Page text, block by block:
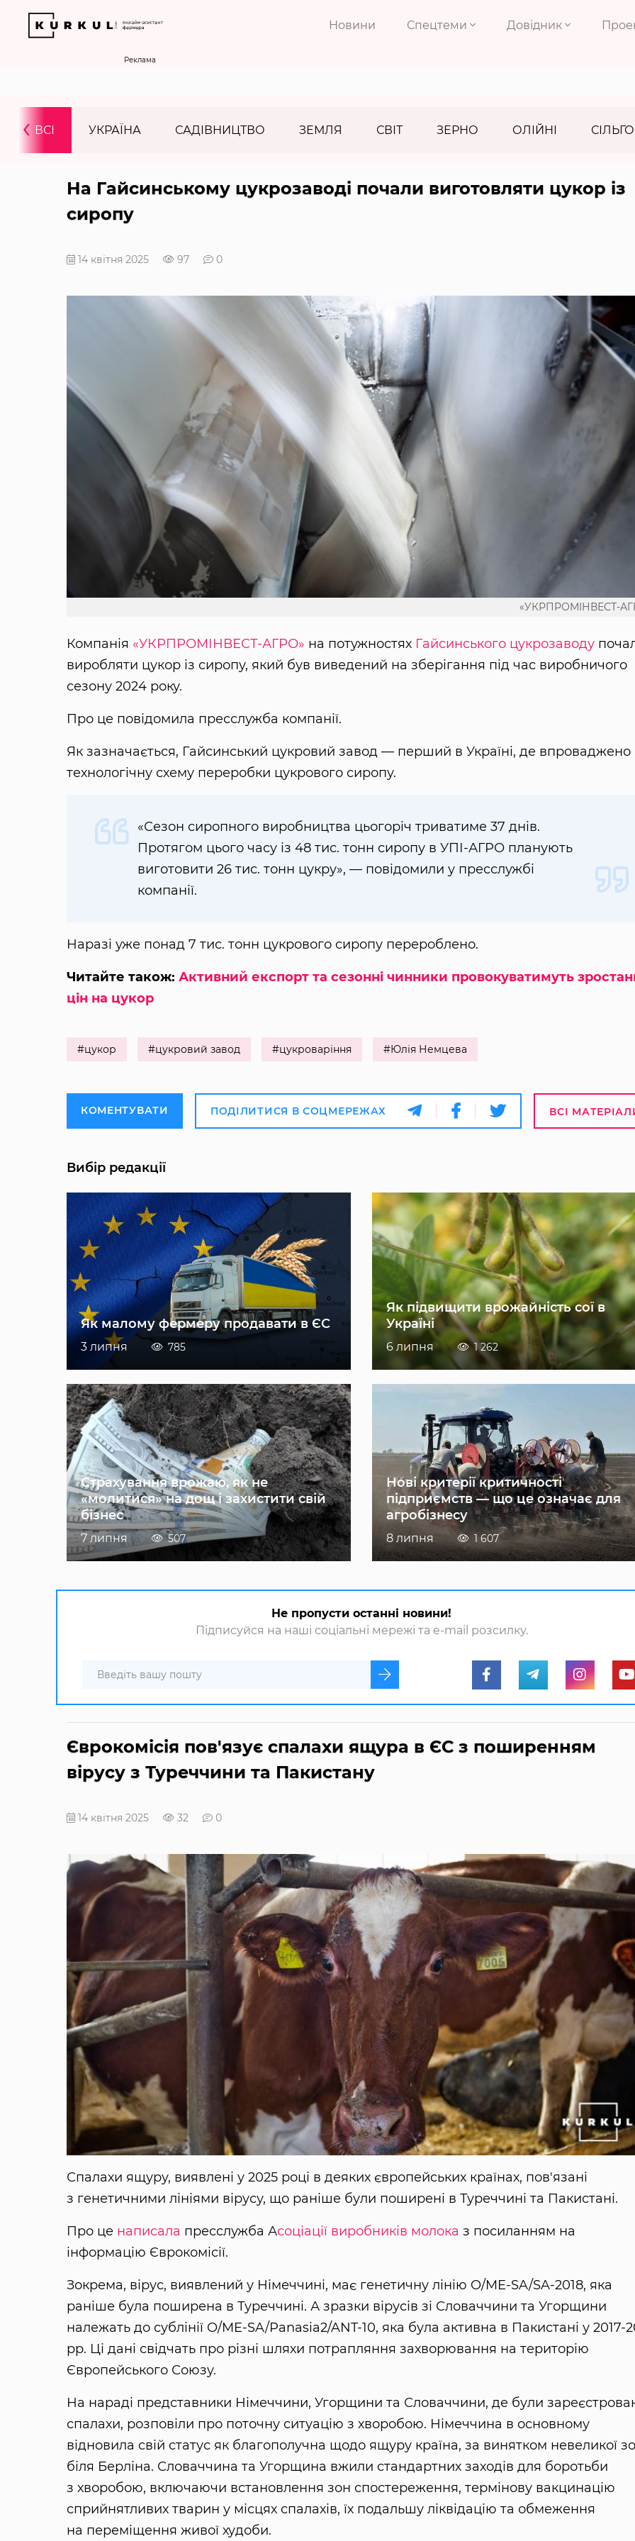
Новини Спецтеми Довідник
Реклама
ВСІ УКРАЇНА САДІВНИЦТВО ЗЕМЛЯ СВІТ ЗЕРНО ОЛІЙНІ
‹
На Гайсинському цукрозаводі почали виготовляти цукор із
сиропу
14 квітня 2025 97 0
«УКРПРОМІНВЕСТ-
Компанія «УКРПРОМІНВЕСТ-АГРО» на потужностях Гайсинського цукрозаводу
виробляти цукор із сиропу, який був виведений на зберігання під час виробничого
сезону 2024 року.
Про це повідомила пресслужба компанії.
Як зазначається, Гайсинський цукровий завод — перший в Україні, де впроваджено
технологічну схему переробки цукрового сиропу.
«Сезон сиропного виробництва цьогоріч триватиме 37 днів.
Протягом цього часу із 48 тис. тонн сиропу в УПІ-АГРО планують
виготовити 26 тис. тонн цукру», — повідомили у пресслужбі
компанії.
Наразі уже понад 7 тис. тонн цукрового сиропу перероблено.
Читайте також: Активний експорт та сезонні чинники провокуватимуть
цін на цукор
#цукор #цукровий завод #цукроваріння #Юлія Немцева
КОМЕНТУВАТИ ПОДІЛИТИСЯ В СОЦМЕРЕЖАХ ВСІ
Вибір редакції
Як малому фермеру продавати в ЄС
3 липня 785
Як підвищити врожайність сої в
Україні
6 липня 1 262
Страхування врожаю, як не
«молитися» на дощ і захистити свій
бізнес
7 липня 507
Нові критерії критичності
підприємств — що це означає для
агробізнесу
8 липня 1 607
Не пропусти останні новини!
Підписуйся на наші соціальні мережі та e-mail розсилку.
Єврокомісія пов'язує спалахи ящура в ЄС з поширенням
вірусу з Туреччини та Пакистану
14 квітня 2025 32 0
Спалахи ящуру, виявлені у 2025 році в деяких європейських країнах, пов'язані
з генетичними лініями вірусу, що раніше були поширені в Туреччині та Пакистані.
Про це написала пресслужба Асоціації виробників молока з посиланням на
інформацію Єврокомісії.
Зокрема, вірус, виявлений у Німеччині, має генетичну лінію O/ME-SA/SA-2018, яка
раніше була поширена в Туреччині. А зразки вірусів зі Словаччини та Угорщини
належать до сублінії O/ME-SA/Panasia2/ANT-10, яка була активна в Пакистані у 2017-
рр. Ці дані свідчать про різні шляхи потрапляння захворювання на територію
Європейського Союзу.
На нараді представники Німеччини, Угорщини та Словаччини, де були
спалахи, розповіли про поточну ситуацію з хворобою. Німеччина в основному
відновила свій статус як благополучна щодо ящуру країна, за винятком невеликої
біля Берліна. Словаччина та Угорщина вжили стандартних заходів для боротьби
з хворобою, включаючи встановлення зон спостереження, термінову вакцинацію
сприйнятливих тварин у місцях спалахів, їх подальшу ліквідацію та обмеження
на переміщення живої худоби.